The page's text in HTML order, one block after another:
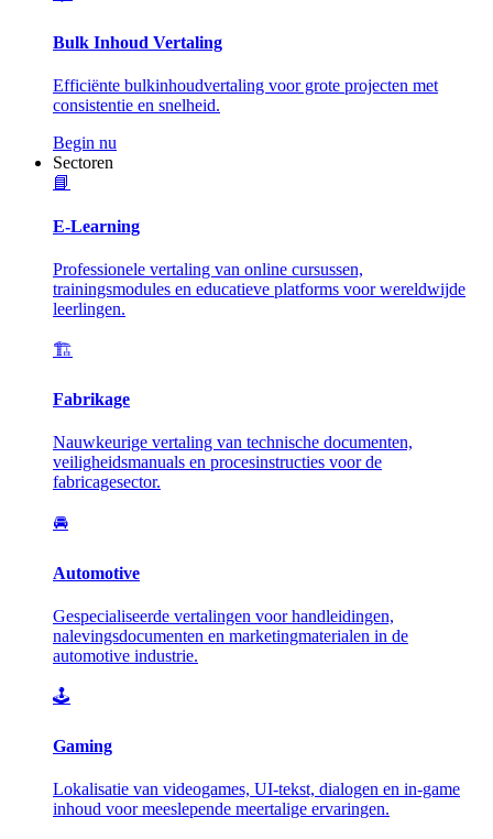
Bulk Inhoud Vertaling
Efficiënte bulkinhoudvertaling voor grote projecten met
consistentie en snelheid.
Begin nu
Sectoren
📘
E-Learning
Professionele vertaling van online cursussen,
trainingsmodules en educatieve platforms voor wereldwijde
leerlingen.
🏗️
Fabrikage
Nauwkeurige vertaling van technische documenten,
veiligheidsmanuals en procesinstructies voor de
fabricagesector.
🚘
Automotive
Gespecialiseerde vertalingen voor handleidingen,
nalevingsdocumenten en marketingmaterialen in de
automotive industrie.
🕹️
Gaming
Lokalisatie van videogames, UI-tekst, dialogen en in-game
inhoud voor meeslepende meertalige ervaringen.